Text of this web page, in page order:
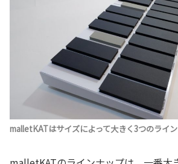
malletKATはサイズによって大きく3つのライ